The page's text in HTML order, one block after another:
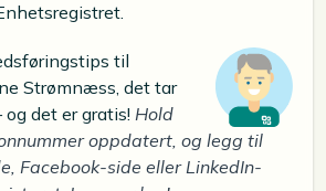
til
Strømnæss, det tar
det er gratis! Hold
oppdatert, og legg til
Facebook-side eller LinkedIn-